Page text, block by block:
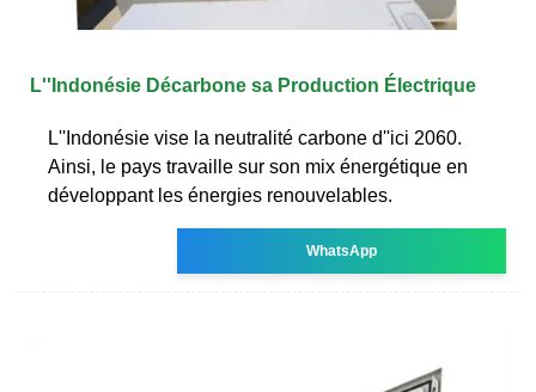
L''Indonésie Décarbone sa Production Électrique
L''Indonésie vise la neutralité carbone d''ici 2060.
Ainsi, le pays travaille sur son mix énergétique en
développant les énergies renouvelables.
WhatsApp